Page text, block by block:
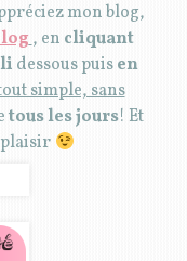
mon blog,
, en cliquant
dessous puisen
simple, sans
tous les jours! Et
plaisir